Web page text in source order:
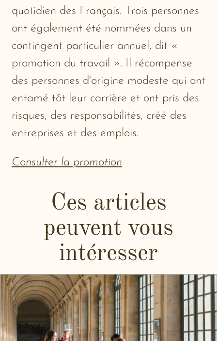
quotidien des Français. Trois personnes
ont également été nommées dans un
contingent particulier annuel, dit «
promotion du travail ». Il récompense
des personnes d'origine modeste qui ont
entamé tôt leur carrière et ont pris des
risques, des responsabilités, créé des
entreprises et des emplois.
Consulter la promotion
Ces articles
peuvent vous
intéresser